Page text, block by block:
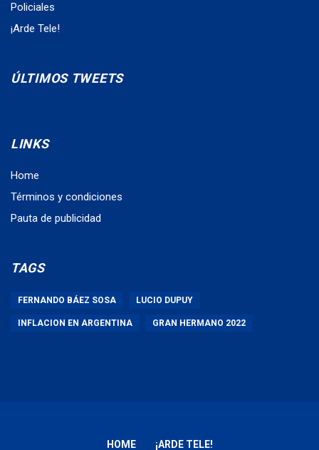
Policiales
¡Arde Tele!
ÚLTIMOS TWEETS
LINKS
Home
Términos y condiciones
Pauta de publicidad
TAGS
FERNANDO BÁEZ SOSA LUCIO DUPUY
INFLACION EN ARGENTINA GRAN HERMANO 2022
HOME ¡ARDE TELE!